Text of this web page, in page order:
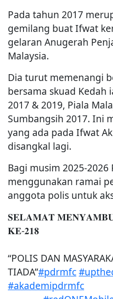
Pada tahun 2017
gemilang buat Ifwat
gelaran Anugerah
Malaysia.
Dia turut memenangi
bersama skuad Kedah
2017 & 2019, Piala
Sumbangsih 2017. Ini
yang ada pada Ifwat
disangkal lagi.
Bagi musim 2025-2026
menggunakan ramai
anggota polis untuk
𝐒𝐄𝐋𝐀𝐌𝐀𝐓
𝐊𝐄-𝟐𝟏𝟖
“POLIS DAN
TIADA”#pdrmfc
#akademipdrmfc